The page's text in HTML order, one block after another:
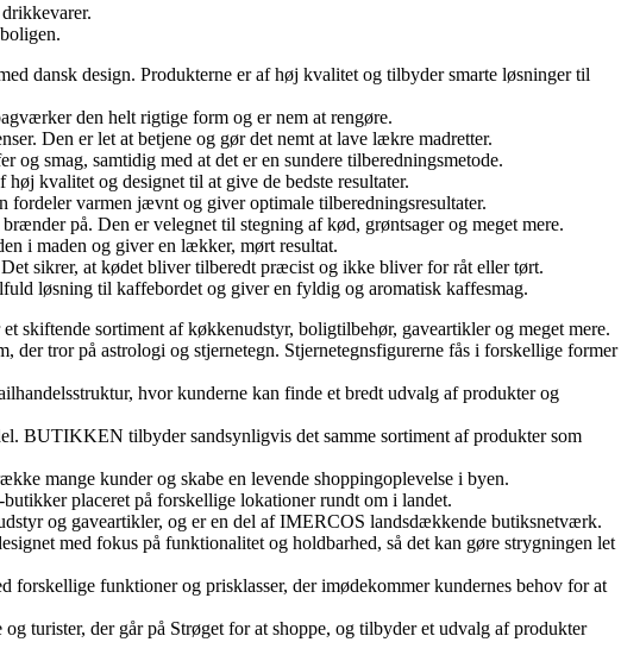
dansk design. Produkterne er af høj kvalitet og tilbyder smarte løsninger til
den helt rigtige form og er nem at rengøre.
Den er let at betjene og gør det nemt at lave lækre madretter.
og smag, samtidig med at det er en sundere tilberedningsmetode.
kvalitet og designet til at give de bedste resultater.
fordeler varmen jævnt og giver optimale tilberedningsresultater.
på. Den er velegnet til stegning af kød, grøntsager og meget mere.
i maden og giver en lækker, mørt resultat.
sikrer, at kødet bliver tilberedt præcist og ikke bliver for råt eller tørt.
løsning til kaffebordet og giver en fyldig og aromatisk kaffesmag.
skiftende sortiment af køkkenudstyr, boligtilbehør, gaveartikler og meget mere.
der tror på astrologi og stjernetegn. Stjernetegnsfigurerne fås i forskellige former
hvor kunderne kan finde et bredt udvalg af produkter og
BUTIKKEN tilbyder sandsynligvis det samme sortiment af produkter som
mange kunder og skabe en levende shoppingoplevelse i byen.
placeret på forskellige lokationer rundt om i landet.
og gaveartikler, og er en del af IMERCOS landsdækkende butiksnetværk.
med fokus på funktionalitet og holdbarhed, så det kan gøre strygningen let
funktioner og prisklasser, der imødekommer kundernes behov for at
turister, der går på Strøget for at shoppe, og tilbyder et udvalg af produkter